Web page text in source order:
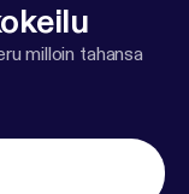
milloin tahansa